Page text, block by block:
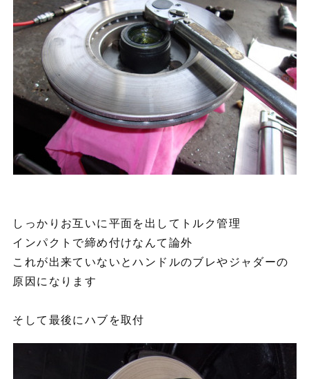
しっかりお互いに平面を出してトルク管理
インパクトで締め付けなんて論外
これが出来ていないとハンドルのブレやジャダーの
原因になります
そして最後にハブを取付